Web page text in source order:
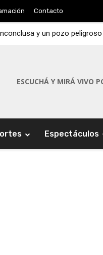
Contacto
y un pozo
ESCUCHÁ Y MIRÁ VIVO
Espectáculos